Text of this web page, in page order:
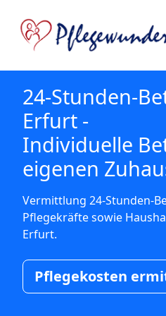
24-Stunden-
Erfurt -
Individuelle
eigenen
Vermittlung 24-Stunden-
Pflegekräfte sowie
Erfurt.
Pflegekosten